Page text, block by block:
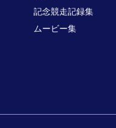
記念競走記録集
ムービー集